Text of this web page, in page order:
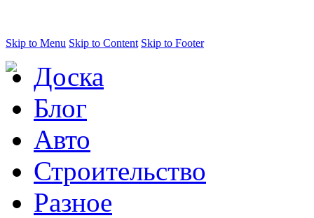
Skip to Menu Skip to Content Skip to Footer
Доска
Блог
Авто
Строительство
Разное